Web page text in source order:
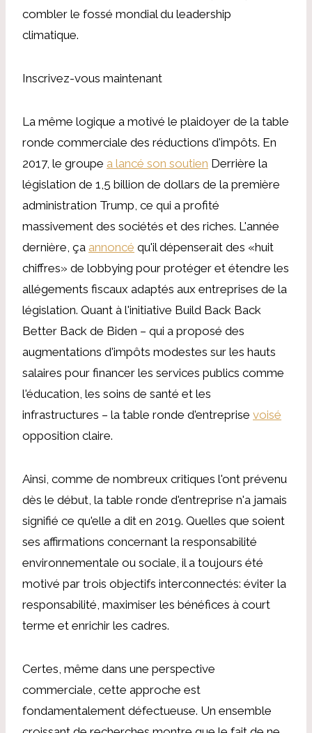
combler le fossé mondial du leadership
climatique.
Inscrivez-vous maintenant
La même logique a motivé le plaidoyer de la table
ronde commerciale des réductions d'impôts. En
2017, le groupe a lancé son soutien Derrière la
législation de 1,5 billion de dollars de la première
administration Trump, ce qui a profité
massivement des sociétés et des riches. L'année
dernière, ça annoncé qu'il dépenserait des «huit
chiffres» de lobbying pour protéger et étendre les
allégements fiscaux adaptés aux entreprises de la
législation. Quant à l'initiative Build Back Back
Better Back de Biden – qui a proposé des
augmentations d'impôts modestes sur les hauts
salaires pour financer les services publics comme
l'éducation, les soins de santé et les
infrastructures – la table ronde d'entreprise voisé
opposition claire.
Ainsi, comme de nombreux critiques l'ont prévenu
dès le début, la table ronde d'entreprise n'a jamais
signifié ce qu'elle a dit en 2019. Quelles que soient
ses affirmations concernant la responsabilité
environnementale ou sociale, il a toujours été
motivé par trois objectifs interconnectés: éviter la
responsabilité, maximiser les bénéfices à court
terme et enrichir les cadres.
Certes, même dans une perspective
commerciale, cette approche est
fondamentalement défectueuse. Un ensemble